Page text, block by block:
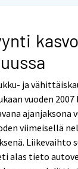
ja
vuoden
ajanjaksona
viimeisellä
Liikevaihto
alas tieto